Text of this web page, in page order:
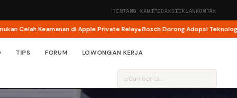
TENTANG KAMIREDAKSIIKLANKONTAK
Keamanan di Apple Private Relay Bosch Dorong Adopsi Teknologi
TIPS FORUM LOWONGAN KERJA
⌕